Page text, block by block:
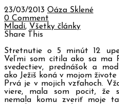
23/03/2013 Oáza Sklené
0 Comment
Mladí, Všetky články
Share This
Stretnutie o 5 minút 12
Veľmi som cítila ako sa ma
svedectiev, prednášok a
ako Ježiš koná v mojom živote
Prvá je v mojich vzťahoch.
viere, mala som pocit, že
nemala komu zveriť moje